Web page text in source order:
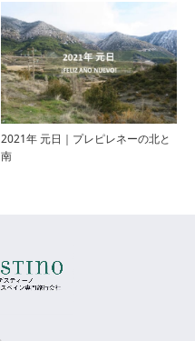
2021年 元日｜プレピレネーの北と
南